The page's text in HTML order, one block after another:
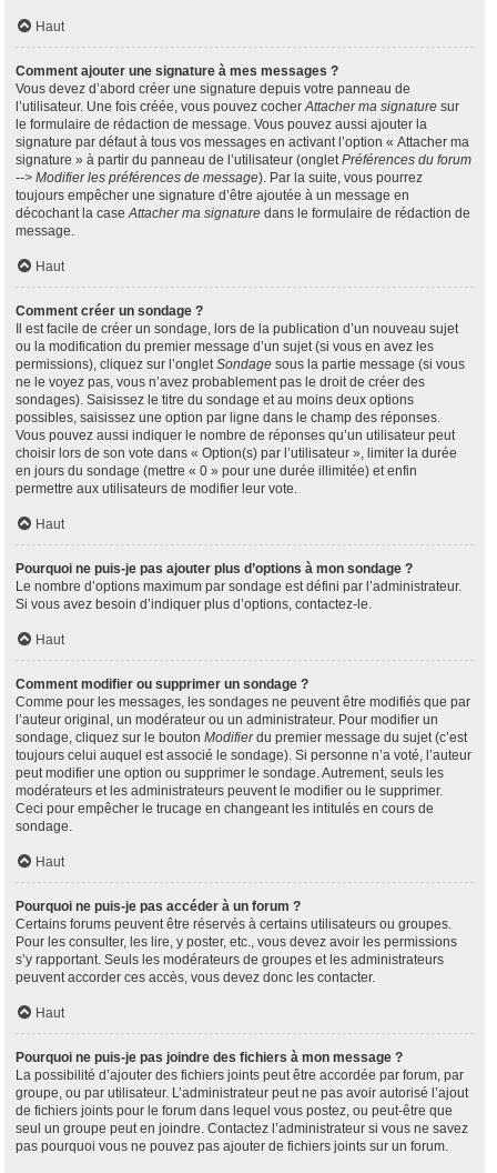
Haut
Comment ajouter une signature à mes messages ?
Vous devez d’abord créer une signature depuis votre panneau de
l’utilisateur. Une fois créée, vous pouvez cocherAttacher ma signature sur
le formulaire de rédaction de message. Vous pouvez aussi ajouter la
signature par défaut à tous vos messages en activant l’option « Attacher ma
signature » à partir du panneau de l’utilisateur (ongletPréférences du forum
--> Modifier les préférences de message). Par la suite, vous pourrez
toujours empêcher une signature d’être ajoutée à un message en
décochant la caseAttacher ma signature dans le formulaire de rédaction de
message.
Haut
Comment créer un sondage ?
Il est facile de créer un sondage, lors de la publication d’un nouveau sujet
ou la modification du premier message d’un sujet (si vous en avez les
permissions), cliquez sur l’ongletSondage sous la partie message (si vous
ne le voyez pas, vous n’avez probablement pas le droit de créer des
sondages). Saisissez le titre du sondage et au moins deux options
possibles, saisissez une option par ligne dans le champ des réponses.
Vous pouvez aussi indiquer le nombre de réponses qu’un utilisateur peut
choisir lors de son vote dans « Option(s) par l’utilisateur », limiter la durée
en jours du sondage (mettre « 0 » pour une durée illimitée) et enfin
permettre aux utilisateurs de modifier leur vote.
Haut
Pourquoi ne puis-je pas ajouter plus d’options à mon sondage ?
Le nombre d’options maximum par sondage est défini par l’administrateur.
Si vous avez besoin d’indiquer plus d’options, contactez-le.
Haut
Comment modifier ou supprimer un sondage ?
Comme pour les messages, les sondages ne peuvent être modifiés que par
l’auteur original, un modérateur ou un administrateur. Pour modifier un
sondage, cliquez sur le bouton Modifierdu premier message du sujet (c’est
toujours celui auquel est associé le sondage). Si personne n’a voté, l’auteur
peut modifier une option ou supprimer le sondage. Autrement, seuls les
modérateurs et les administrateurs peuvent le modifier ou le supprimer.
Ceci pour empêcher le trucage en changeant les intitulés en cours de
sondage.
Haut
Pourquoi ne puis-je pas accéder à un forum ?
Certains forums peuvent être réservés à certains utilisateurs ou groupes.
Pour les consulter, les lire, y poster, etc., vous devez avoir les permissions
s’y rapportant. Seuls les modérateurs de groupes et les administrateurs
peuvent accorder ces accès, vous devez donc les contacter.
Haut
Pourquoi ne puis-je pas joindre des fichiers à mon message ?
La possibilité d’ajouter des fichiers joints peut être accordée par forum, par
groupe, ou par utilisateur. L’administrateur peut ne pas avoir autorisé l’ajout
de fichiers joints pour le forum dans lequel vous postez, ou peut-être que
seul un groupe peut en joindre. Contactez l’administrateur si vous ne savez
pas pourquoi vous ne pouvez pas ajouter de fichiers joints sur un forum.